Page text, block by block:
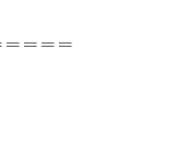
＝＝＝